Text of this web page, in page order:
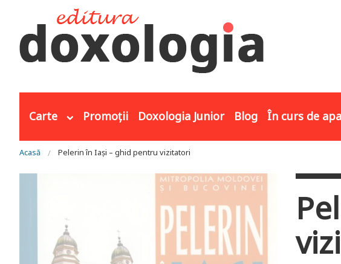
Carte Promoții Doxologia Junior Blog În curs de
Eşti aici
Acasă Pelerin în Iaşi – ghid pentru vizitatori